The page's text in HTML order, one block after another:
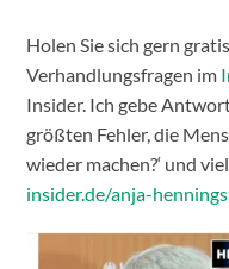
Holen Sie sich gern
Verhandlungsfragen im
Insider. Ich gebe
größten Fehler, die
wieder machen?‘ und
insider.de/anja-